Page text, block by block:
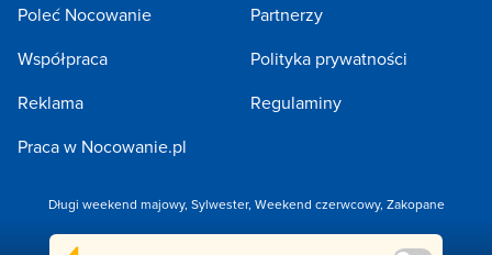
Poleć Nocowanie
Współpraca
Reklama
Praca w Nocowanie.pl
Partnerzy
Polityka prywatności
Regulaminy
Długi weekend majowy, Sylwester, Weekend czerwcowy, Zakopane
Copyright 2005-2026 by NOCOWANIE.PL Sp. z o.o.